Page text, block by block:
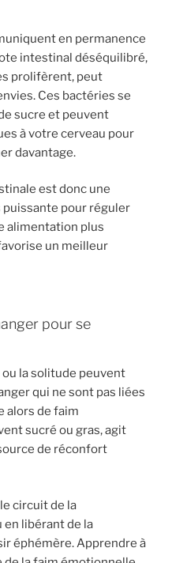
en permanence
intestinal déséquilibré,
prolifèrent, peut
Ces bactéries se
sucre et peuvent
à votre cerveau pour
davantage.
est donc une
pour réguler
alimentation plus
un meilleur
pour se
ou la solitude peuvent
qui ne sont pas liées
alors de faim
sucré ou gras, agit
de réconfort
circuit de la
en libérant de la
éphémère. Apprendre à